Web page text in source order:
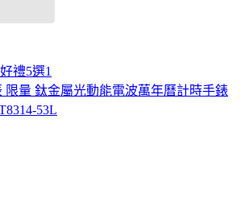
禮5選1
限量 鈦金屬光動能電波萬年曆計時手錶
53L